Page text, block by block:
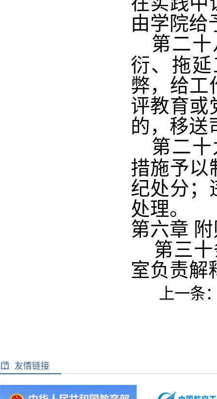
由学院给
第二
衍、拖
弊，给工
评教育或
的，移送
第二
措施予以
纪处分；
处理。
第六章
第三
室负责解
上一条
友情链接